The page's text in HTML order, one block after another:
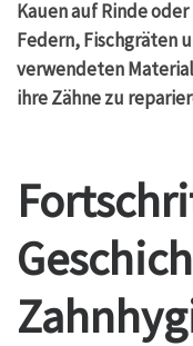
Kauen auf Rinde
Federn, Fischgräten
verwendeten
ihre Zähne zu